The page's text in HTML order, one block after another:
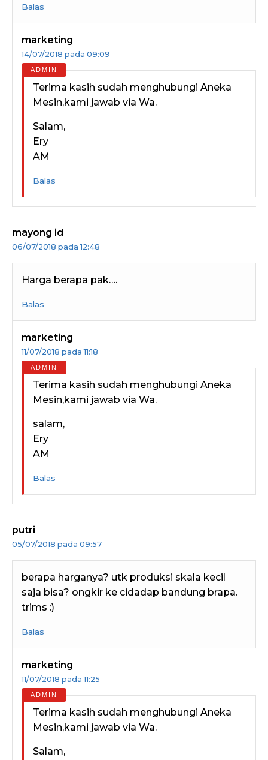
Balas
marketing
14/07/2018 pada 09:09
Terima kasih sudah menghubungi Aneka
Mesin,kami jawab via Wa.
Salam,
Ery
AM
Balas
mayong id
06/07/2018 pada 12:48
Harga berapa pak….
Balas
marketing
11/07/2018 pada 11:18
Terima kasih sudah menghubungi Aneka
Mesin,kami jawab via Wa.
salam,
Ery
AM
Balas
putri
05/07/2018 pada 09:57
berapa harganya? utk produksi skala kecil
saja bisa? ongkir ke cidadap bandung brapa.
trims :)
Balas
marketing
11/07/2018 pada 11:25
Terima kasih sudah menghubungi Aneka
Mesin,kami jawab via Wa.
Salam,